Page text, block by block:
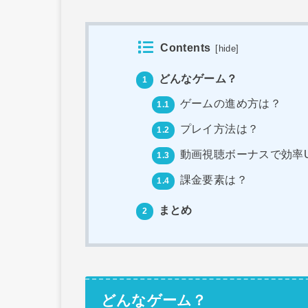
Contents [ hide]
1 どんなゲーム？
1.1 ゲームの進め方は？
1.2 プレイ方法は？
1.3 動画視聴ボーナスで効率
1.4 課金要素は？
2 まとめ
どんなゲーム？